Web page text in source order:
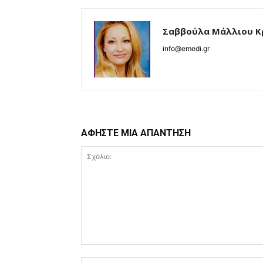
Σαββούλα Μάλλιου
info@emedi.gr
ΑΦΗΣΤΕ ΜΙΑ ΑΠΑΝΤΗΣΗ